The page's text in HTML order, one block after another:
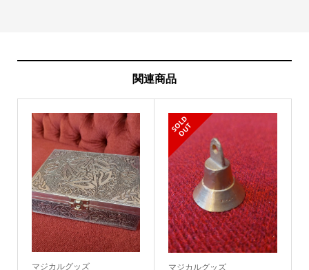
関連商品
マジカルグッズ
S
O
L
D
O
U
T
マジカルグッズ